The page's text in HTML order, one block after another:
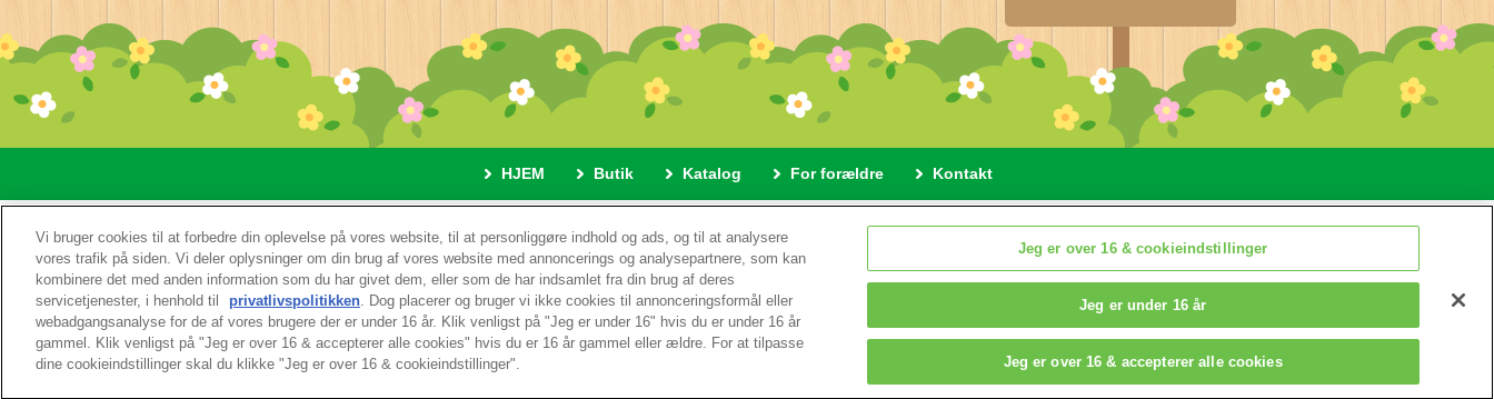
HJEM Butik Katalog For forældre Kontakt
Om dette netsted Betingelser og vilkår Cookieindstillinger
© EPOCH
Change Region
Vi bruger cookies til at forbedre din oplevelse på vores website, til at personliggøre indhold og ads, og til at analysere
vores trafik på siden. Vi deler oplysninger om din brug af vores website med annoncerings og analysepartnere, som kan
kombinere det med anden information som du har givet dem, eller som de har indsamlet fra din brug af deres
servicetjenester, i henhold til
privatlivspolitikken. Dog placerer og bruger vi ikke cookies til annonceringsformål eller
webadgangsanalyse for de af vores brugere der er under 16 år. Klik venligst på "Jeg er under 16" hvis du er under 16 år
gammel. Klik venligst på "Jeg er over 16 & accepterer alle cookies" hvis du er 16 år gammel eller ældre. For at tilpasse
dine cookieindstillinger skal du klikke "Jeg er over 16 & cookieindstillinger".
Jeg er over 16 & cookieindstillinger
Jeg er under 16 år
Jeg er over 16 & accepterer alle cookies